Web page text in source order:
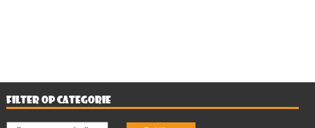
FILTER OP CATEGORIE